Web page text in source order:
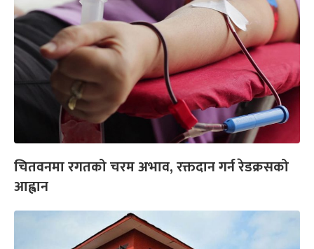
चितवनमा रगतको चरम अभाव, रक्तदान गर्न रेडक्रसको
आह्वान